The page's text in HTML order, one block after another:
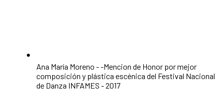
Ana María Moreno - -Mencion de Honor por mejor
composición y plástica escénica del Festival Nacional
de Danza INFAMES - 2017